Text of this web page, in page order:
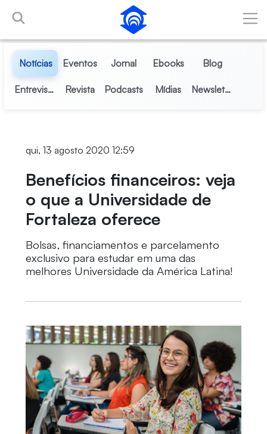
Pular para o Conteúdo principal
Notícias Eventos Jornal Ebooks Blog
Entrevistas Revista Podcasts Mídias Newsletter
qui, 13 agosto 2020 12:59
Benefícios financeiros: veja
o que a Universidade de
Fortaleza oferece
Bolsas, financiamentos e parcelamento
exclusivo para estudar em uma das
melhores Universidade da América Latina!